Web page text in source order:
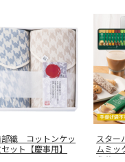
部織 コットンケッ
ット【慶事用】
スタ
ムミッ
う苺ラ